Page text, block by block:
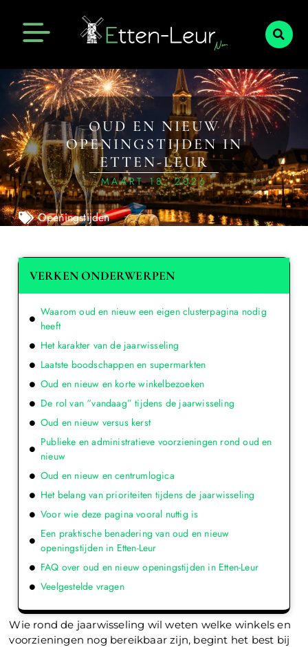
OUD EN NIEUW
OPENINGSTIJDEN IN
ETTEN-LEUR
MAART 18, 2026
Openingstijden
Wie rond de jaarwisseling wil weten welke winkels en
voorzieningen nog bereikbaar zijn, begint het best bij
VERKEN ONDERWERPEN
Waarom oud en nieuw een eigen clusterpagina nodig
heeft
Het karakter van de jaarwisseling
Laatste boodschappen en supermarkten
Oud en nieuw en korte winkelbezoeken
De rol van “vandaag” tijdens de jaarwisseling
Oud en nieuw versus kerst
Publieke en administratieve voorzieningen rond oud en
nieuw
Oud en nieuw en centrumlogica
Het belang van prioriteiten tijdens de jaarwisseling
Voor wie deze pagina vooral nuttig is
Een praktische benadering van oud en nieuw
openingstijden in Etten-Leur
FAQ over oud en nieuw openingstijden in Etten-Leur
Veelgestelde vragen